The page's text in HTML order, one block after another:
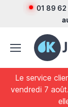
01 89
Le service
vendredi 7